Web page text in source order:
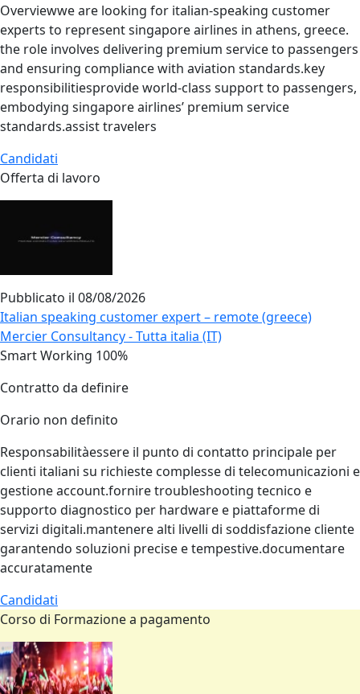
Overviewwe are looking for italian‑speaking customer
experts to represent singapore airlines in athens, greece.
the role involves delivering premium service to passengers
and ensuring compliance with aviation standards.key
responsibilitiesprovide world‑class support to passengers,
embodying singapore airlines’ premium service
standards.assist travelers
Candidati
Offerta di lavoro
Pubblicato il 08/08/2026
Italian speaking customer expert – remote (greece)
Mercier Consultancy - Tutta italia (IT)
Smart Working 100%
Contratto da definire
Orario non definito
Responsabilitàessere il punto di contatto principale per
clienti italiani su richieste complesse di telecomunicazioni e
gestione account.fornire troubleshooting tecnico e
supporto diagnostico per hardware e piattaforme di
servizi digitali.mantenere alti livelli di soddisfazione cliente
garantendo soluzioni precise e tempestive.documentare
accuratamente
Candidati
Corso di Formazione a pagamento